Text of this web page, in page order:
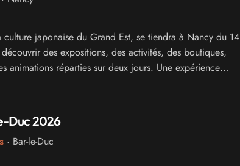
japonaise du Grand Est, se tiendra à Nancy du 14
des expositions, des activités, des boutiques,
animations réparties sur deux jours. Une expérience
Duc 2026
· Bar-le-Duc